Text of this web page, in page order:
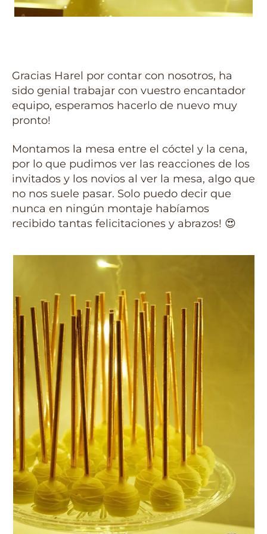
Gracias Harel por contar con nosotros, ha
sido genial trabajar con vuestro encantador
equipo, esperamos hacerlo de nuevo muy
pronto!
Montamos la mesa entre el cóctel y la cena,
por lo que pudimos ver las reacciones de los
invitados y los novios al ver la mesa, algo que
no nos suele pasar. Solo puedo decir que
nunca en ningún montaje habíamos
recibido tantas felicitaciones y abrazos! 😍